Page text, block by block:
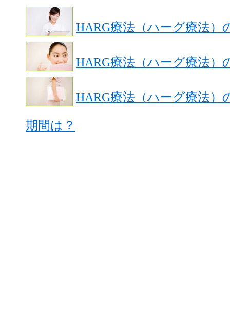
HARG療法（ハーグ療法）
HARG療法（ハーグ療法）
HARG療法（ハーグ療法）
期間は？